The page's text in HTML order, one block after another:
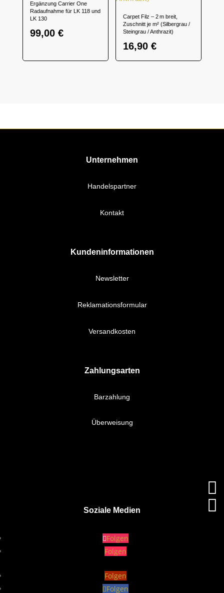
Ergänzung Carrier One
Radaufnahme für LK 118 und
LK 130
99,00 €
Carpet Filz – 2 m breit,
Zuschnitt je m² (Silbergrau /
Steingrau / Anthrazit)
16,90€
Unternehmen
Handelspartner
Kontakt
Kundeninformationen
Newsletter
Reklamationsformular
Versandkosten
Zahlungsarten
Barzahlung
Überweisung
Soziale Medien
Folgen
Folgen
Folgen
Folgen

